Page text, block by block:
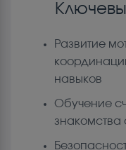
Развитие
навыков
Обучение
знакомства